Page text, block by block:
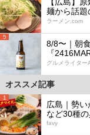
麺から話題
ラーメン.com
5
8/8〜｜朝
『
グルメライター
オススメ記事
1
広島｜勢
など30種の
favy